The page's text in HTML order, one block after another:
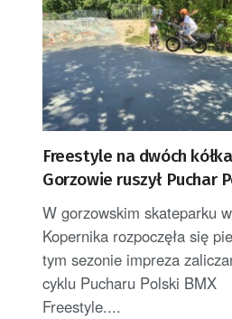
Freestyle na dwóch
Gorzowie ruszył Puchar
BMX
W gorzowskim skateparku
Kopernika rozpoczęła się
tym sezonie impreza
cyklu Pucharu Polski BMX
Freestyle....